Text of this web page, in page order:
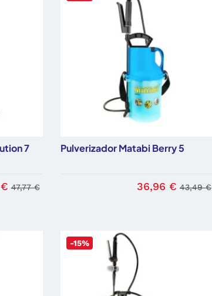
7
47,77 €
Pulverizador Matabi Berry 5
36,96 € 43,49 €
-15%